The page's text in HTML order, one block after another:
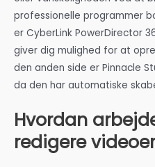
professionelle programmer
er CyberLink PowerDirector
giver dig mulighed for at
den anden side er Pinnacle
da den har automatiske
Hvordan
redigere